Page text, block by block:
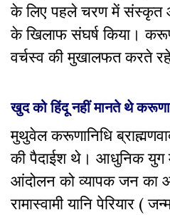
के लिए पहले चरण में संस्कृत
के खिलाफ संघर्ष किया।
वर्चस्व की मुखालफत करते
खुद को हिंदू नहीं मानते थे
मुथुवेल करूणानिधि
की पैदाईश थे। आधुनिक युग
आंदोलन को व्यापक जन का
रामास्वामी यानि पेरियार (